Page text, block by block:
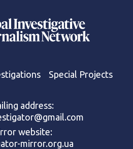
Special Projects
address:
website:
mirror.org.ua